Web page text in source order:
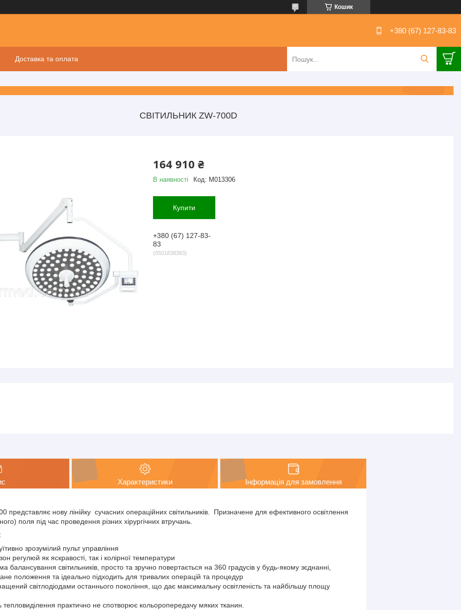
Кошик
+380 (67) 127-83-83
Доставка та оплата
СВІТИЛЬНИК ZW-700D
164 910 ₴
В наявності Код: M013306
Купити
+380 (67) 127-83-
83
0501838383
Характеристики Інформація для замовлення
представляє нову лінійку сучасних операційних світильників. Призначене для ефективного освітлення
поля під час проведення різних хірургічних втручань.
зрозумілий пульт управління
регулюй як яскравості, так і колірної температури
балансування світильників, просто та зручно повертається на 360 градусів у будь-якому зєднанні,
положення та ідеально підходить для тривалих операцій та процедур
світлодіодами останнього покоління, що дає максимальну освітленість та найбільшу площу
тепловиділення практично не спотворює кольоропередачу мяких тканин.